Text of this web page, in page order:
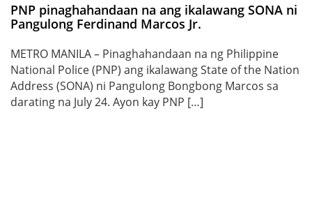
PNP pinaghahandaan na ang ikalawang SONA ni
Pangulong Ferdinand Marcos Jr.
METRO MANILA – Pinaghahandaan na ng Philippine
National Police (PNP) ang ikalawang State of the Nation
Address (SONA) ni Pangulong Bongbong Marcos sa
darating na July 24. Ayon kay PNP […]